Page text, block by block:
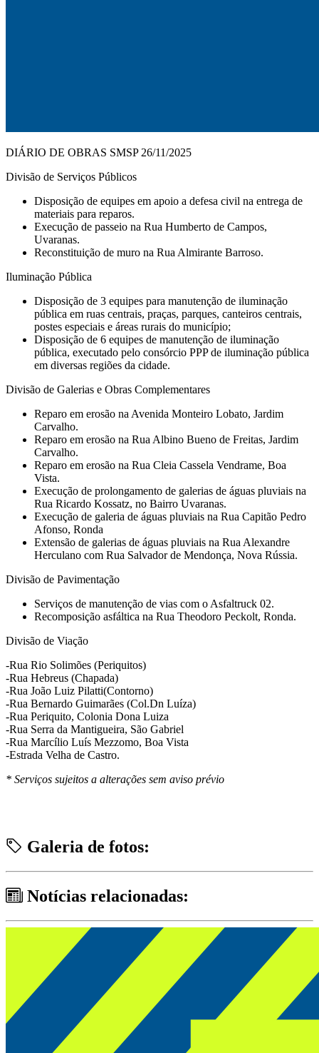
DIÁRIO DE OBRAS SMSP 26/11/2025
Divisão de Serviços Públicos
Disposição de equipes em apoio a defesa civil na entrega de
materiais para reparos.
Execução de passeio na Rua Humberto de Campos,
Uvaranas.
⁠Reconstituição de muro na Rua Almirante Barroso.
Iluminação Pública
Disposição de 3 equipes para manutenção de iluminação
pública em ruas centrais, praças, parques, canteiros centrais,
postes especiais e áreas rurais do município;
Disposição de 6 equipes de manutenção de iluminação
pública, executado pelo consórcio PPP de iluminação pública
em diversas regiões da cidade.
Divisão de Galerias e Obras Complementares
Reparo em erosão na Avenida Monteiro Lobato, Jardim
Carvalho.
Reparo em erosão na Rua Albino Bueno de Freitas, Jardim
Carvalho.
Reparo em erosão na Rua Cleia Cassela Vendrame, Boa
Vista.
⁠Execução de prolongamento de galerias de águas pluviais na
Rua Ricardo Kossatz, no Bairro Uvaranas.
⁠⁠Execução de galeria de águas pluviais na Rua Capitão Pedro
Afonso, Ronda
⁠Extensão de galerias de águas pluviais na Rua Alexandre
Herculano com Rua Salvador de Mendonça, Nova Rússia.
Divisão de Pavimentação
Serviços de manutenção de vias com o Asfaltruck 02.
Recomposição asfáltica na Rua Theodoro Peckolt, Ronda.
Divisão de Viação
-Rua Rio Solimões (Periquitos)
-Rua Hebreus (Chapada)
-Rua João Luiz Pilatti(Contorno)
-Rua Bernardo Guimarães (Col.Dn Luíza)
-Rua Periquito, Colonia Dona Luiza
-Rua Serra da Mantigueira, São Gabriel
-Rua Marcílio Luís Mezzomo, Boa Vista
-Estrada Velha de Castro.
* Serviços sujeitos a alterações sem aviso prévio
Galeria de fotos:
Notícias relacionadas: